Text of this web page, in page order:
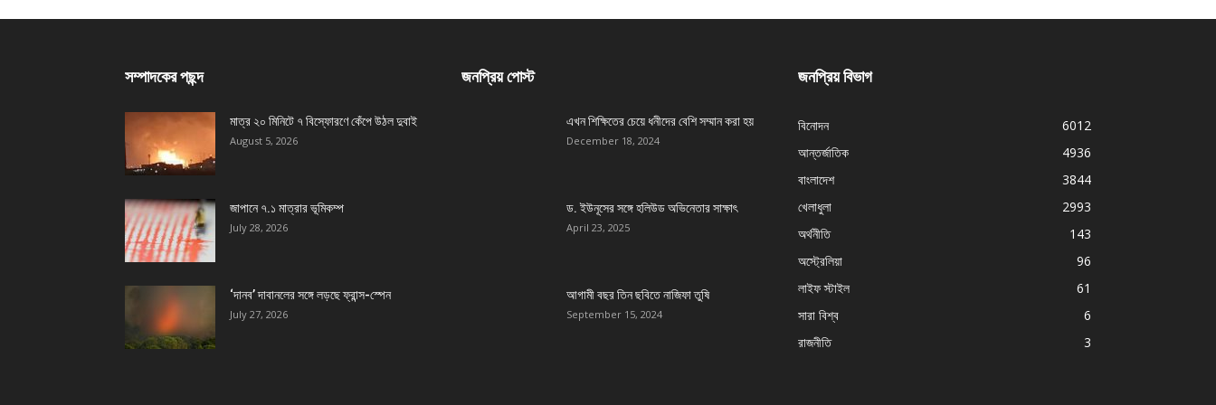
সম্পাদকের পছন্দ
মাত্র ২০ মিনিটে ৭ বিস্ফোরণে কেঁপে উঠল দুবাই
August 5, 2026
জাপানে ৭.১ মাত্রার ভূমিকম্প
July 28, 2026
‘দানব’ দাবানলের সঙ্গে লড়ছে ফ্রান্স-স্পেন
July 27, 2026
জনপ্রিয় পোস্ট
এখন শিক্ষিতের চেয়ে ধনীদের বেশি সম্মান করা হয়
December 18, 2024
ড. ইউনূসের সঙ্গে হলিউড অভিনেতার সাক্ষাৎ
April 23, 2025
আগামী বছর তিন ছবিতে নাজিফা তুষি
September 15, 2024
জনপ্রিয় বিভাগ
বিনোদন
6012
আন্তর্জাতিক
4936
বাংলাদেশ
3844
খেলাধুলা
2993
অর্থনীতি
143
অস্ট্রেলিয়া
96
লাইফ স্টাইল
61
সারা বিশ্ব
6
রাজনীতি
3